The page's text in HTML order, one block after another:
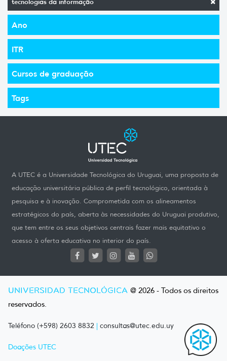
Ano
ITR
Cursos de graduação
Tags
A UTEC é a Universidade Tecnológica do Uruguai, uma proposta de
educação universitária pública de perfil tecnológico, orientada à
pesquisa e à inovação. Comprometida com os alineamentos
estratégicos do país, aberta às necessidades do Uruguai produtivo,
que tem entre os seus objetivos centrais fazer mais equitativo o
acesso à oferta educativa no interior do país.
UNIVERSIDAD TECNOLÓGICA @ 2026 - Todos os direitos
reservados.
Teléfono (+598) 2603 8832 | consultas@utec.edu.uy
Doações UTEC